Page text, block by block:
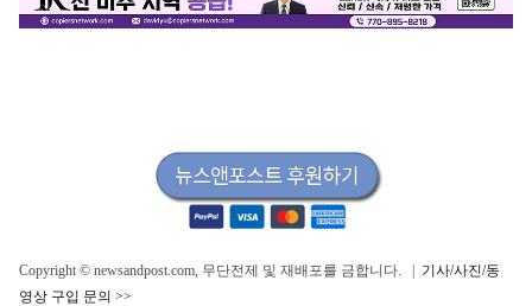
Copyright © newsandpost.com, 무단전제 및 재배포를 금합니다. | 기사/사진/동
영상 구입 문의 >>